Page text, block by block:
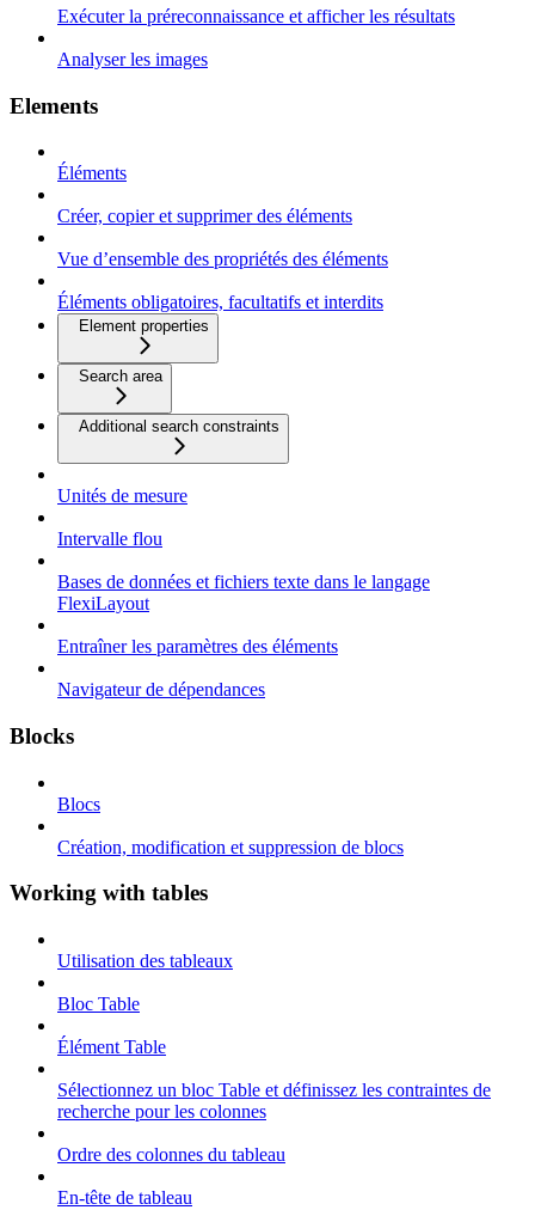
Exécuter la préreconnaissance et afficher les résultats
Analyser les images
Elements
Éléments
Créer, copier et supprimer des éléments
Vue d’ensemble des propriétés des éléments
Éléments obligatoires, facultatifs et interdits
Element properties
Search area
Additional search constraints
Unités de mesure
Intervalle flou
Bases de données et fichiers texte dans le langage
FlexiLayout
Entraîner les paramètres des éléments
Navigateur de dépendances
Blocks
Blocs
Création, modification et suppression de blocs
Working with tables
Utilisation des tableaux
Bloc Table
Élément Table
Sélectionnez un bloc Table et définissez les contraintes de
recherche pour les colonnes
Ordre des colonnes du tableau
En-tête de tableau